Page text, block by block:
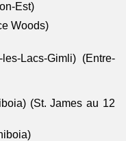
Est)
Woods)
Lacs-Gimli) (Entre-
(St. James au 12